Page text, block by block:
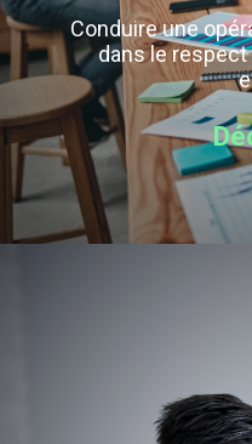
Conduire une
dans le